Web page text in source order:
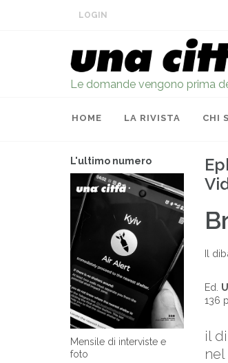
LOGIN
Le domande vengono prima
HOME LA RIVISTA CHI
L'ultimo numero
Mensile di interviste e
foto
Il
Ed.
136
il
nel